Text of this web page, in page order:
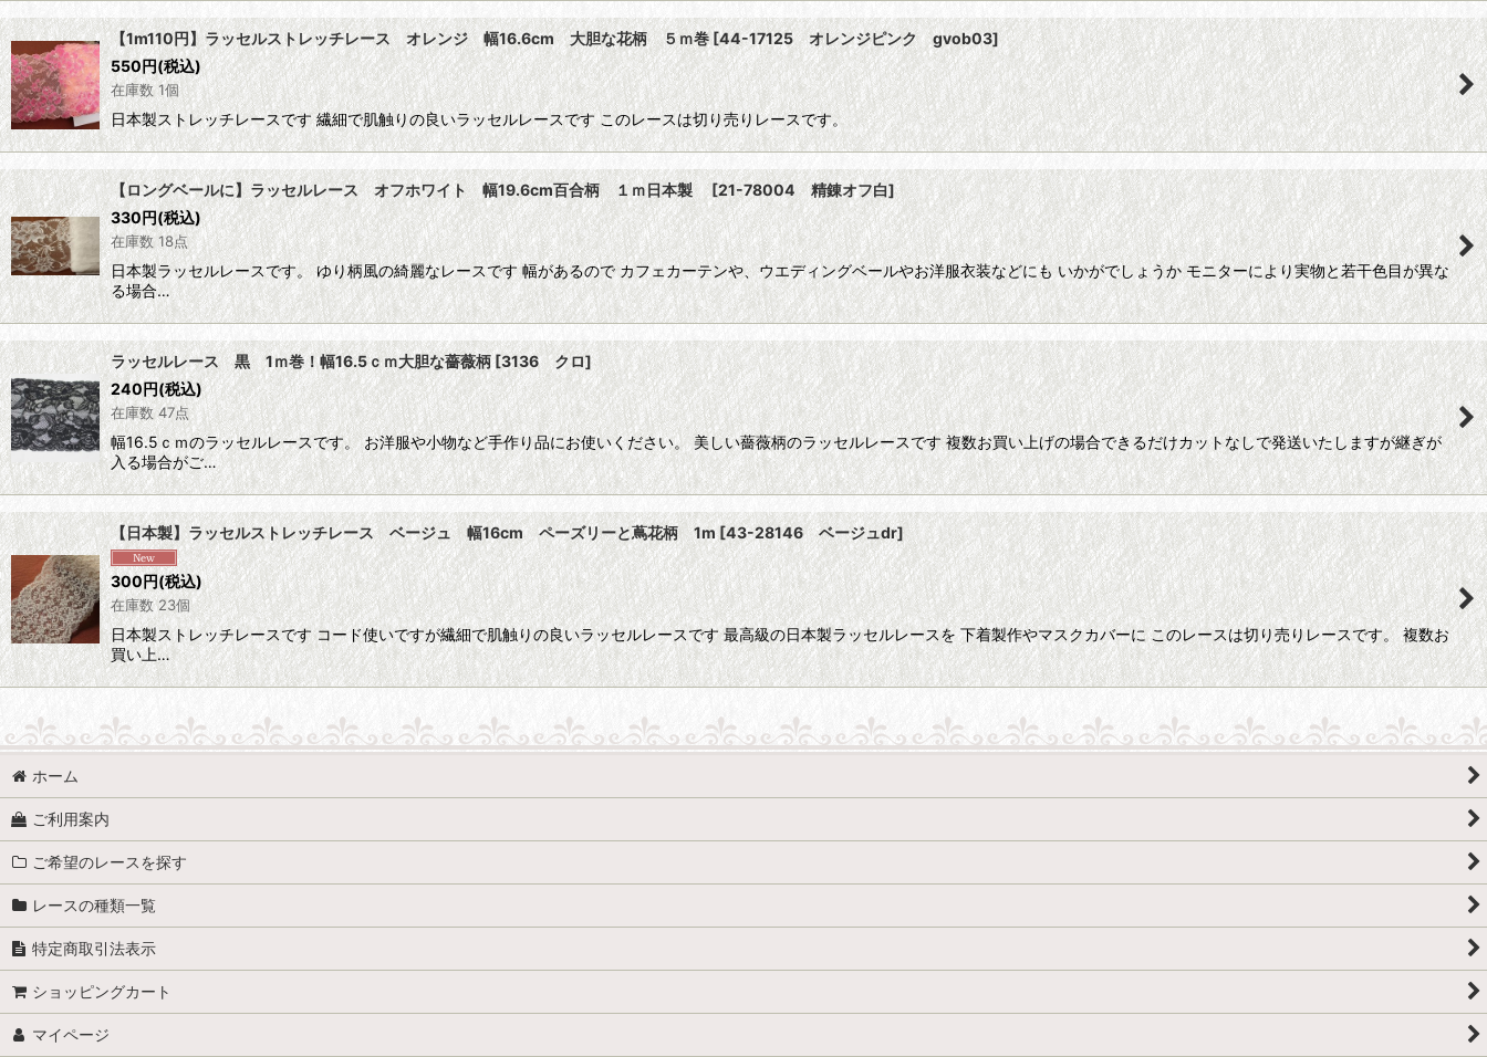
【1m110円】ラッセルストレッチレース オレンジ 幅16.6cm 大胆な花柄 ５ｍ巻 [44-17125 オレンジピンク gvob03]
550円(税込)
在庫数 1個
日本製ストレッチレースです 繊細で肌触りの良いラッセルレースです このレースは切り売りレースです。
【ロングベールに】ラッセルレース オフホワイト 幅19.6cm百合柄 １ｍ日本製 [21-78004 精錬オフ白]
330円(税込)
在庫数 18点
日本製ラッセルレースです。 ゆり柄風の綺麗なレースです 幅があるので カフェカーテンや、ウエディングベールやお洋服衣装などにも いかがでしょうか モニターにより実物と若干色目が異な
る場合…
ラッセルレース 黒 1ｍ巻！幅16.5ｃｍ大胆な薔薇柄[3136 クロ]
240円(税込)
在庫数 47点
幅16.5ｃｍのラッセルレースです。 お洋服や小物など手作り品にお使いください。 美しい薔薇柄のラッセルレースです 複数お買い上げの場合できるだけカットなしで発送いたしますが継ぎが
入る場合がご…
【日本製】ラッセルストレッチレース ベージュ 幅16cm ペーズリーと蔦花柄 1m [43-28146 ベージュdr]
300円(税込)
在庫数 23個
日本製ストレッチレースです コード使いですが繊細で肌触りの良いラッセルレースです 最高級の日本製ラッセルレースを 下着製作やマスクカバーに このレースは切り売りレースです。 複数お
買い上…
ホーム
ご利用案内
ご希望のレースを探す
レースの種類一覧
特定商取引法表示
ショッピングカート
マイページ